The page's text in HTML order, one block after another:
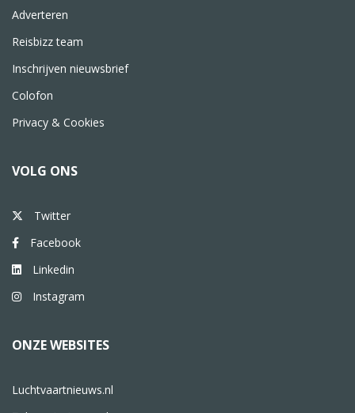
Adverteren
Reisbizz team
Inschrijven nieuwsbrief
Colofon
Privacy & Cookies
VOLG ONS
Twitter
Facebook
Linkedin
Instagram
ONZE WEBSITES
Luchtvaartnieuws.nl